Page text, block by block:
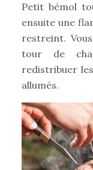
Petit bémol
ensuite une
restreint.
tour de
redistribuer
allumés.